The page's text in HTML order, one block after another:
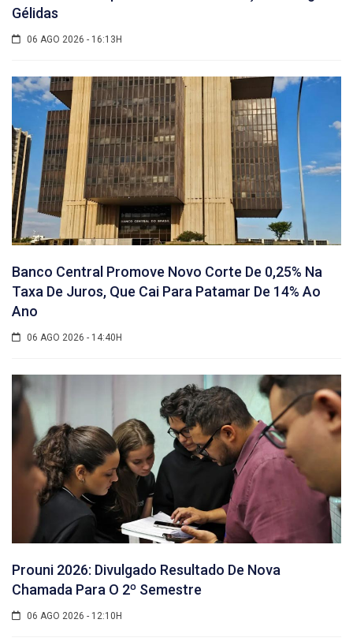
Gélidas
06 AGO 2026 - 16:13H
Banco Central Promove Novo Corte De 0,25% Na
Taxa De Juros, Que Cai Para Patamar De 14% Ao
Ano
06 AGO 2026 - 14:40H
Prouni 2026: Divulgado Resultado De Nova
Chamada Para O 2º Semestre
06 AGO 2026 - 12:10H